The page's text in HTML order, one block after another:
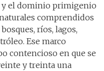
y el dominio primigenio
comprendidos
ríos, lagos,
Ese marco
contencioso en que se
y treinta una